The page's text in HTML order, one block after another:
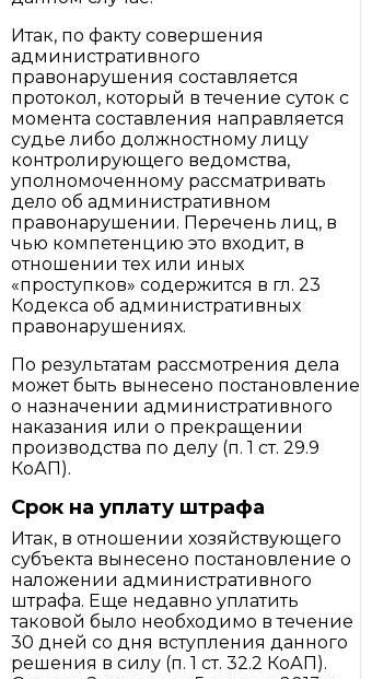
Итак, по факту совершения
административного
правонарушения составляется
протокол, который в течение суток с
момента составления направляется
судье либо должностному лицу
контролирующего ведомства,
уполномоченному рассматривать
дело об административном
правонарушении. Перечень лиц, в
чью компетенцию это входит, в
отношении тех или иных
«проступков» содержится в гл. 23
Кодекса об административных
правонарушениях.
По результатам рассмотрения дела
может быть вынесено постановление
о назначении административного
наказания или о прекращении
производства по делу (п. 1 ст. 29.9
КоАП).
Срок на уплату штрафа
Итак, в отношении хозяйствующего
субъекта вынесено постановление о
наложении административного
штрафа. Еще недавно уплатить
таковой было необходимо в течение
30 дней со дня вступления данного
решения в силу (п. 1 ст. 32.2 КоАП).